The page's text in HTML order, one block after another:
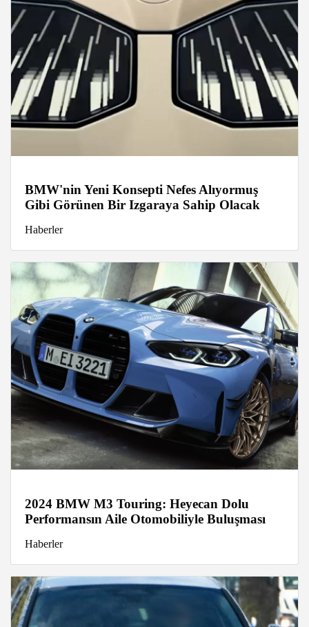
BMW'nin Yeni Konsepti Nefes Alıyormuş
Gibi Görünen Bir Izgaraya Sahip Olacak
Haberler
2024 BMW M3 Touring: Heyecan Dolu
Performansın Aile Otomobiliyle Buluşması
Haberler